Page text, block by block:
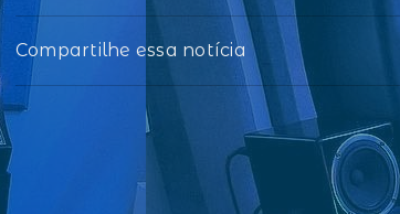
Compartilhe essa notícia